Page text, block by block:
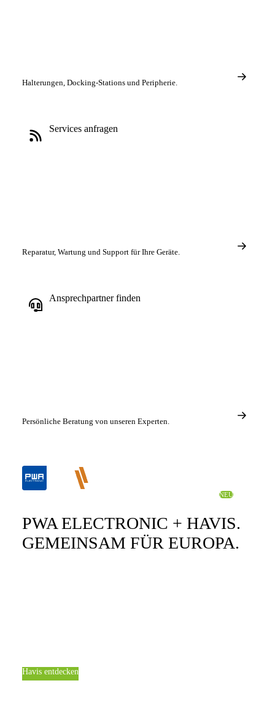
Halterungen, Docking-Stations und Peripherie.
Services anfragen
Reparatur, Wartung und Support für Ihre Geräte.
Ansprechpartner finden
Persönliche Beratung von unseren Experten.
STRATEGISCHE PARTNERSCHAFT • 15. APRIL 2026NEU
PWA ELECTRONIC + HAVIS.
GEMEINSAM FÜR EUROPA.
Havis entdecken